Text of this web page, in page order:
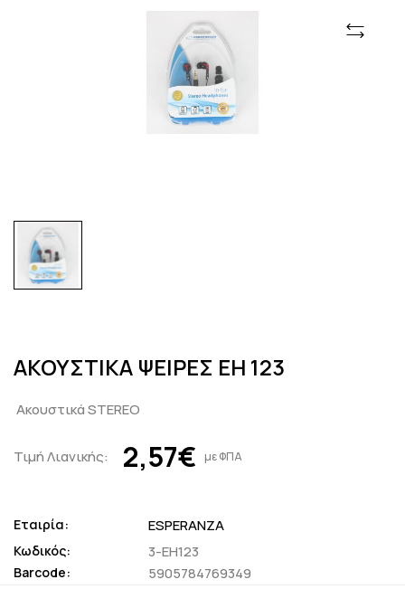
ΑΚΟΥΣΤΙΚΑ ΨΕΙΡΕΣ EH 123
Ακουστικά STEREO
Τιμή Λιανικής: 2,57€ με ΦΠΑ
Εταιρία: ESPERANZA
Κωδικός: 3-EH123
Barcode: 5905784769349